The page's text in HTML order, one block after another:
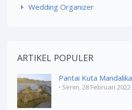
Wedding Organizer
ARTIKEL POPULER
Pantai Kuta Mandalika
Senin, 28 Februari 2022